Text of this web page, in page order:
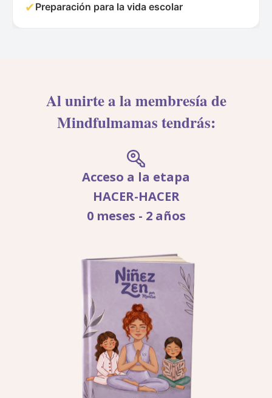
✔Preparación para la vida escolar
Al unirte a la membresía de
Mindfulmamas tendrás:
Acceso a la etapa
HACER-HACER
0 meses - 2 años